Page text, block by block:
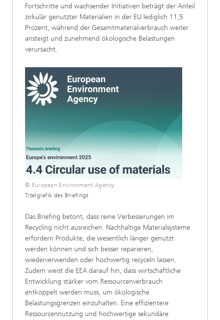
Fortschritte und wachsender Initiativen beträgt der Anteil
zirkulär genutzter Materialien in der EU lediglich 11,5
Prozent, während der Gesamtmaterialverbrauch weiter
ansteigt und zunehmend ökologische Belastungen
verursacht.
© European Environment Agency
Titelgrafik des Briefings
Das Briefing betont, dass reine Verbesserungen im
Recycling nicht ausreichen. Nachhaltige Materialsysteme
erfordern Produkte, die wesentlich länger genutzt
werden können und sich besser reparieren,
wiederverwenden oder hochwertig recyceln lassen.
Zudem weist die EEA darauf hin, dass wirtschaftliche
Entwicklung stärker vom Ressourcenverbrauch
entkoppelt werden muss, um ökologische
Belastungsgrenzen einzuhalten. Eine effizientere
Ressourcennutzung und hochwertige sekundäre